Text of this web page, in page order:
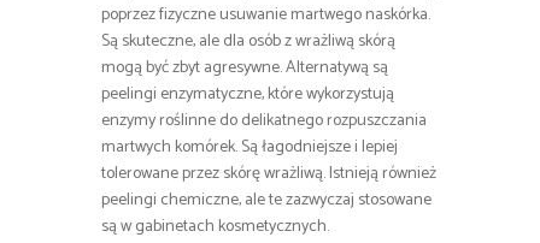
poprzez fizyczne usuwanie martwego naskórka.
Są skuteczne, ale dla osób z wrażliwą skórą
mogą być zbyt agresywne. Alternatywą są
peelingi enzymatyczne, które wykorzystują
enzymy roślinne do delikatnego rozpuszczania
martwych komórek. Są łagodniejsze i lepiej
tolerowane przez skórę wrażliwą. Istnieją również
peelingi chemiczne, ale te zazwyczaj stosowane
są w gabinetach kosmetycznych.